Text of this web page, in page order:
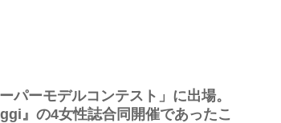
パーモデルコンテスト」に出場。
』の4女性誌合同開催であったこ